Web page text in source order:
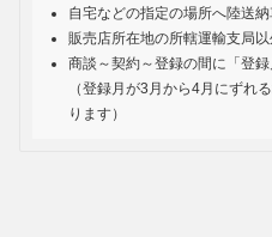
自宅などの指定の場所へ陸送
販売店所在地の所轄運輸支局
商談～契約～登録の間に「登
（登録月が3月から4月にずれ
ります）